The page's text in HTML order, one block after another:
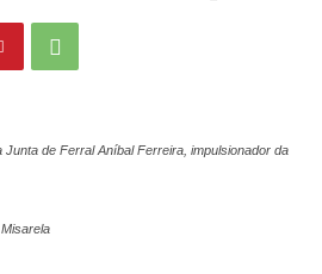
Junta de Ferral Aníbal Ferreira, impulsionador da